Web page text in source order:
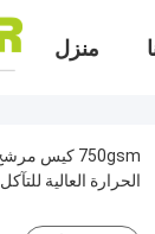
منزل
الحرارة العالية للتآكل